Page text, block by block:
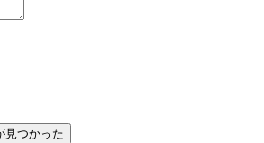
見つかった